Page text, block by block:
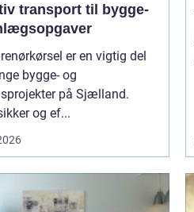
transport til bygge-
er en vigtig del
bygge- og
på Sjælland.
og ef...